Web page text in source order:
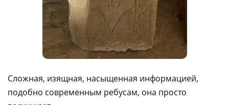
Сложная, изящная, насыщенная информацией,
подобно современным ребусам, она просто